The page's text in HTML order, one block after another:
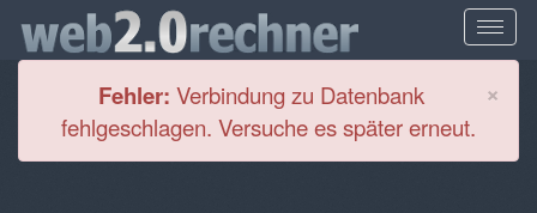
×
Fehler: Verbindung zu Datenbank
fehlgeschlagen. Versuche es später erneut.